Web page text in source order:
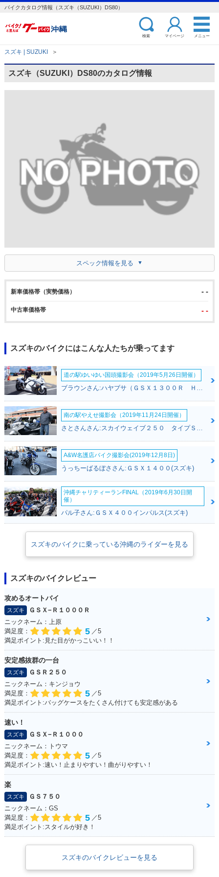
バイクカタログ情報（スズキ（SUZUKI）DS80）
検索 マイページ メニュー
スズキ | SUZUKI ＞
スズキ（SUZUKI）DS80のカタログ情報
スペック情報を見る
新車価格帯（実勢価格） - -
中古車価格帯 - -
スズキのバイクにはこんな人たちが乗ってます
道の駅ゆいゆい国頭撮影会（2019年5月26日開催）
南の駅やえせ撮影会（2019年11月24日開催）
A&W名護店バイク撮影会(2019年12月8日)
うっちーばるぼささん:ＧＳＸ１４００(スズキ)
沖縄チャリティーランFINAL（2019年6月30日開
催）
パル子さん:ＧＳＸ４００インパルス(スズキ)
スズキのバイクに乗っている沖縄のライダーを見る
スズキのバイクレビュー
攻めるオートバイ
スズキ
ＧＳＸ−Ｒ１０００Ｒ
ニックネーム：上原
満足度：
5 ／5
満足ポイント:見た目がかっこいい！！
安定感抜群の一台
スズキ
ＧＳＲ２５０
ニックネーム：キンジョウ
満足度：
5 ／5
満足ポイント:バッグケースをたくさん付けても安定感がある
速い！
スズキ
ＧＳＸ−Ｒ１０００
ニックネーム：トウマ
満足度：
5 ／5
満足ポイント:速い！止まりやすい！曲がりやすい！
楽
スズキ
ＧＳ７５０
ニックネーム：GS
満足度：
5 ／5
満足ポイント:スタイルが好き！
スズキのバイクレビューを見る